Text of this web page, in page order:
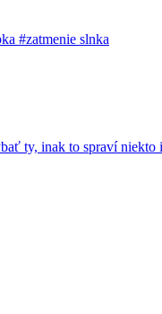
#zatmenie slnka
ty, inak to spraví niekto